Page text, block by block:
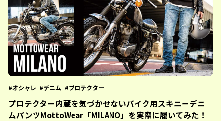
オシャレ デニム プロテクター
プロテクター内蔵を気づかせないバイク用スキニーデニ
ムパンツMottoWear「MILANO」を実際に履いてみた！